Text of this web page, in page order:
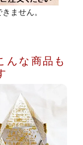
ません。
んな商品も